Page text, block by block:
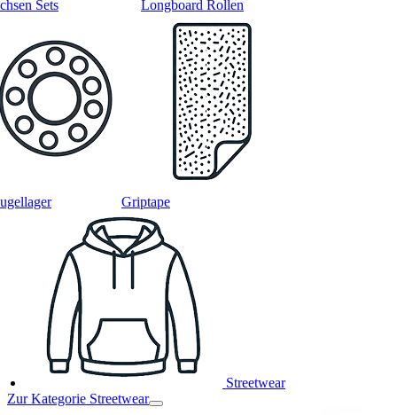
Sets Longboard Rollen
Griptape
Streetwear
Zur Kategorie Streetwear